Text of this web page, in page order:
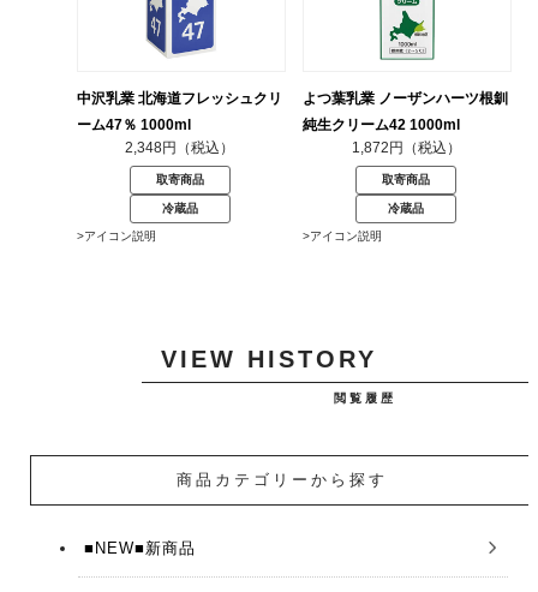
中沢乳業 北海道フレッシュクリ
ーム47％ 1000ml
2,348円（税込）
取寄商品
冷蔵品
>アイコン説明
よつ葉乳業 ノーザンハーツ根釧
純生クリーム42 1000ml
1,872円（税込）
取寄商品
冷蔵品
>アイコン説明
VIEW HISTORY
閲覧履歴
商品カテゴリーから探す
■NEW■新商品